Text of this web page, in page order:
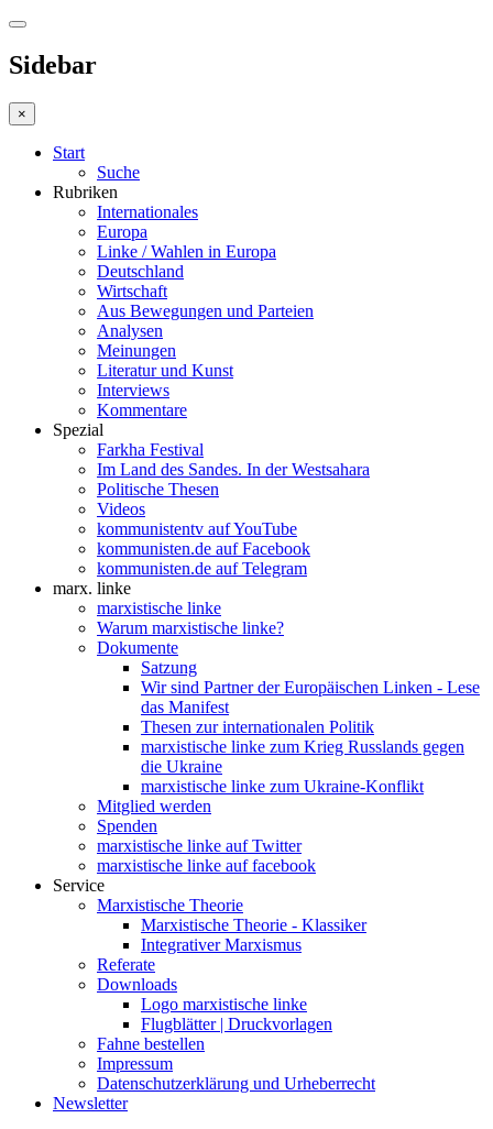
Sidebar
×
Start
Suche
Rubriken
Internationales
Europa
Linke / Wahlen in Europa
Deutschland
Wirtschaft
Aus Bewegungen und Parteien
Analysen
Meinungen
Literatur und Kunst
Interviews
Kommentare
Spezial
Farkha Festival
Im Land des Sandes. In der Westsahara
Politische Thesen
Videos
kommunistentv auf YouTube
kommunisten.de auf Facebook
kommunisten.de auf Telegram
marx. linke
marxistische linke
Warum marxistische linke?
Dokumente
Satzung
Wir sind Partner der Europäischen Linken - Lese
das Manifest
Thesen zur internationalen Politik
marxistische linke zum Krieg Russlands gegen
die Ukraine
marxistische linke zum Ukraine-Konflikt
Mitglied werden
Spenden
marxistische linke auf Twitter
marxistische linke auf facebook
Service
Marxistische Theorie
Marxistische Theorie - Klassiker
Integrativer Marxismus
Referate
Downloads
Logo marxistische linke
Flugblätter | Druckvorlagen
Fahne bestellen
Impressum
Datenschutzerklärung und Urheberrecht
Newsletter